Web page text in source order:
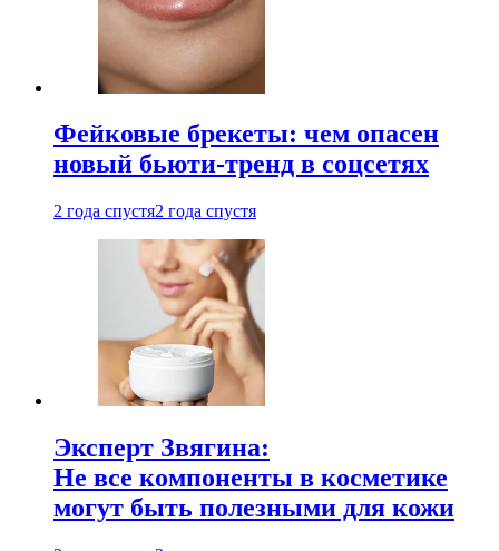
Фейковые брекеты: чем опасен
новый бьюти-тренд в соцсетях
2 года спустя2 года спустя
Эксперт Звягина:
Не все компоненты в косметике
могут быть полезными для кожи